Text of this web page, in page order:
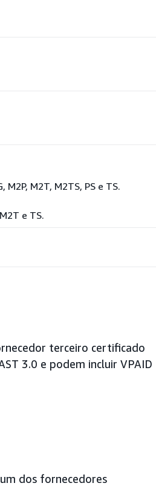
M2T, M2TS, PS e TS.
e TS.
terceiro certificado
3.0 e podem incluir VPAID
dos fornecedores